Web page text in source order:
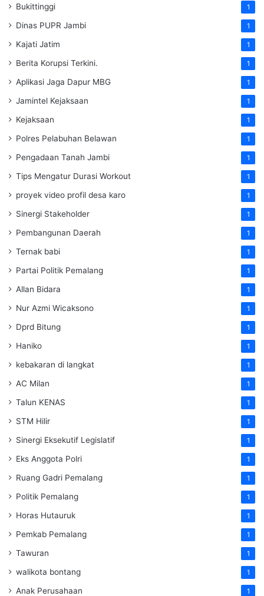
Bukittinggi 1
Dinas PUPR Jambi 1
Kajati Jatim 1
Berita Korupsi Terkini. 1
Aplikasi Jaga Dapur MBG 1
Jamintel Kejaksaan 1
Kejaksaan 1
Polres Pelabuhan Belawan 1
Pengadaan Tanah Jambi 1
Tips Mengatur Durasi Workout 1
proyek video profil desa karo 1
Sinergi Stakeholder 1
Pembangunan Daerah 1
Ternak babi 1
Partai Politik Pemalang 1
Allan Bidara 1
Nur Azmi Wicaksono 1
Dprd Bitung 1
Haniko 1
kebakaran di langkat 1
AC Milan 1
Talun KENAS 1
STM Hilir 1
Sinergi Eksekutif Legislatif 1
Eks Anggota Polri 1
Ruang Gadri Pemalang 1
Politik Pemalang 1
Horas Hutauruk 1
Pemkab Pemalang 1
Tawuran 1
walikota bontang 1
Anak Perusahaan 1